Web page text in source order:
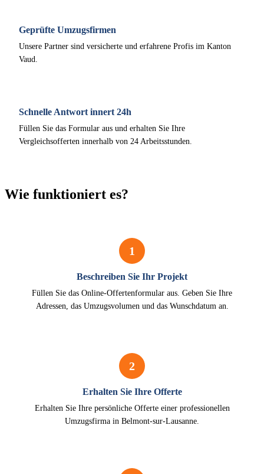
Geprüfte Umzugsfirmen
Unsere Partner sind versicherte und erfahrene Profis im Kanton
Vaud.
Schnelle Antwort innert 24h
Füllen Sie das Formular aus und erhalten Sie Ihre
Vergleichsofferten innerhalb von 24 Arbeitsstunden.
Wie funktioniert es?
1
Beschreiben Sie Ihr Projekt
Füllen Sie das Online-Offertenformular aus. Geben Sie Ihre
Adressen, das Umzugsvolumen und das Wunschdatum an.
2
Erhalten Sie Ihre Offerte
Erhalten Sie Ihre persönliche Offerte einer professionellen
Umzugsfirma in Belmont-sur-Lausanne.